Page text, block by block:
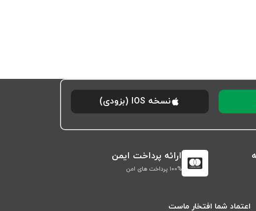
نسخه IOS (بزودی)
ارائه پرداخت ایمن
۱۰۰% پرداخت های امن
اعتماد شما افتخار ماست